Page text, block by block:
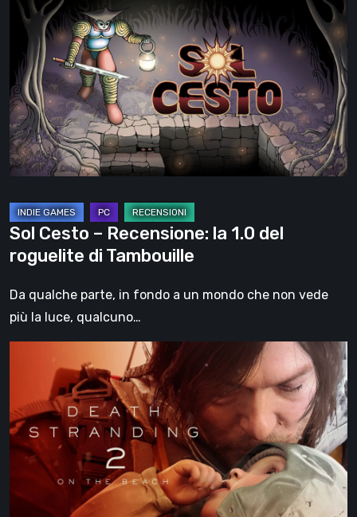
Cesto
Recensione:
la
1.0
del
roguelite
di
Sol Cesto – Recensione: la 1.0 del
roguelite di Tambouille
Da qualche parte, in fondo a un mondo che non vede
più la luce, qualcuno…
Stranding
On
the
Beach,
recensione